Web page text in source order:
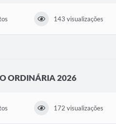
143 visualizações
ORDINÁRIA 2026
172 visualizações